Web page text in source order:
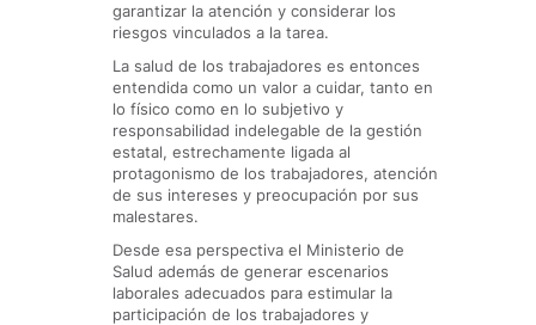
garantizar la atención y considerar los
riesgos vinculados a la tarea.
La salud de los trabajadores es entonces
entendida como un valor a cuidar, tanto en
lo físico como en lo subjetivo y
responsabilidad indelegable de la gestión
estatal, estrechamente ligada al
protagonismo de los trabajadores, atención
de sus intereses y preocupación por sus
malestares.
Desde esa perspectiva el Ministerio de
Salud además de generar escenarios
laborales adecuados para estimular la
participación de los trabajadores y